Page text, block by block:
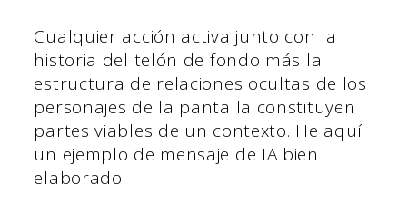
Cualquier acción activa junto con la
historia del telón de fondo más la
estructura de relaciones ocultas de los
personajes de la pantalla constituyen
partes viables de un contexto. He aquí
un ejemplo de mensaje de IA bien
elaborado: